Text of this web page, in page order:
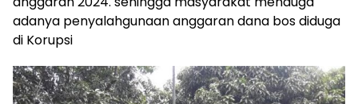
adanya penyalahgunaan anggaran dana bos diduga
di Korupsi